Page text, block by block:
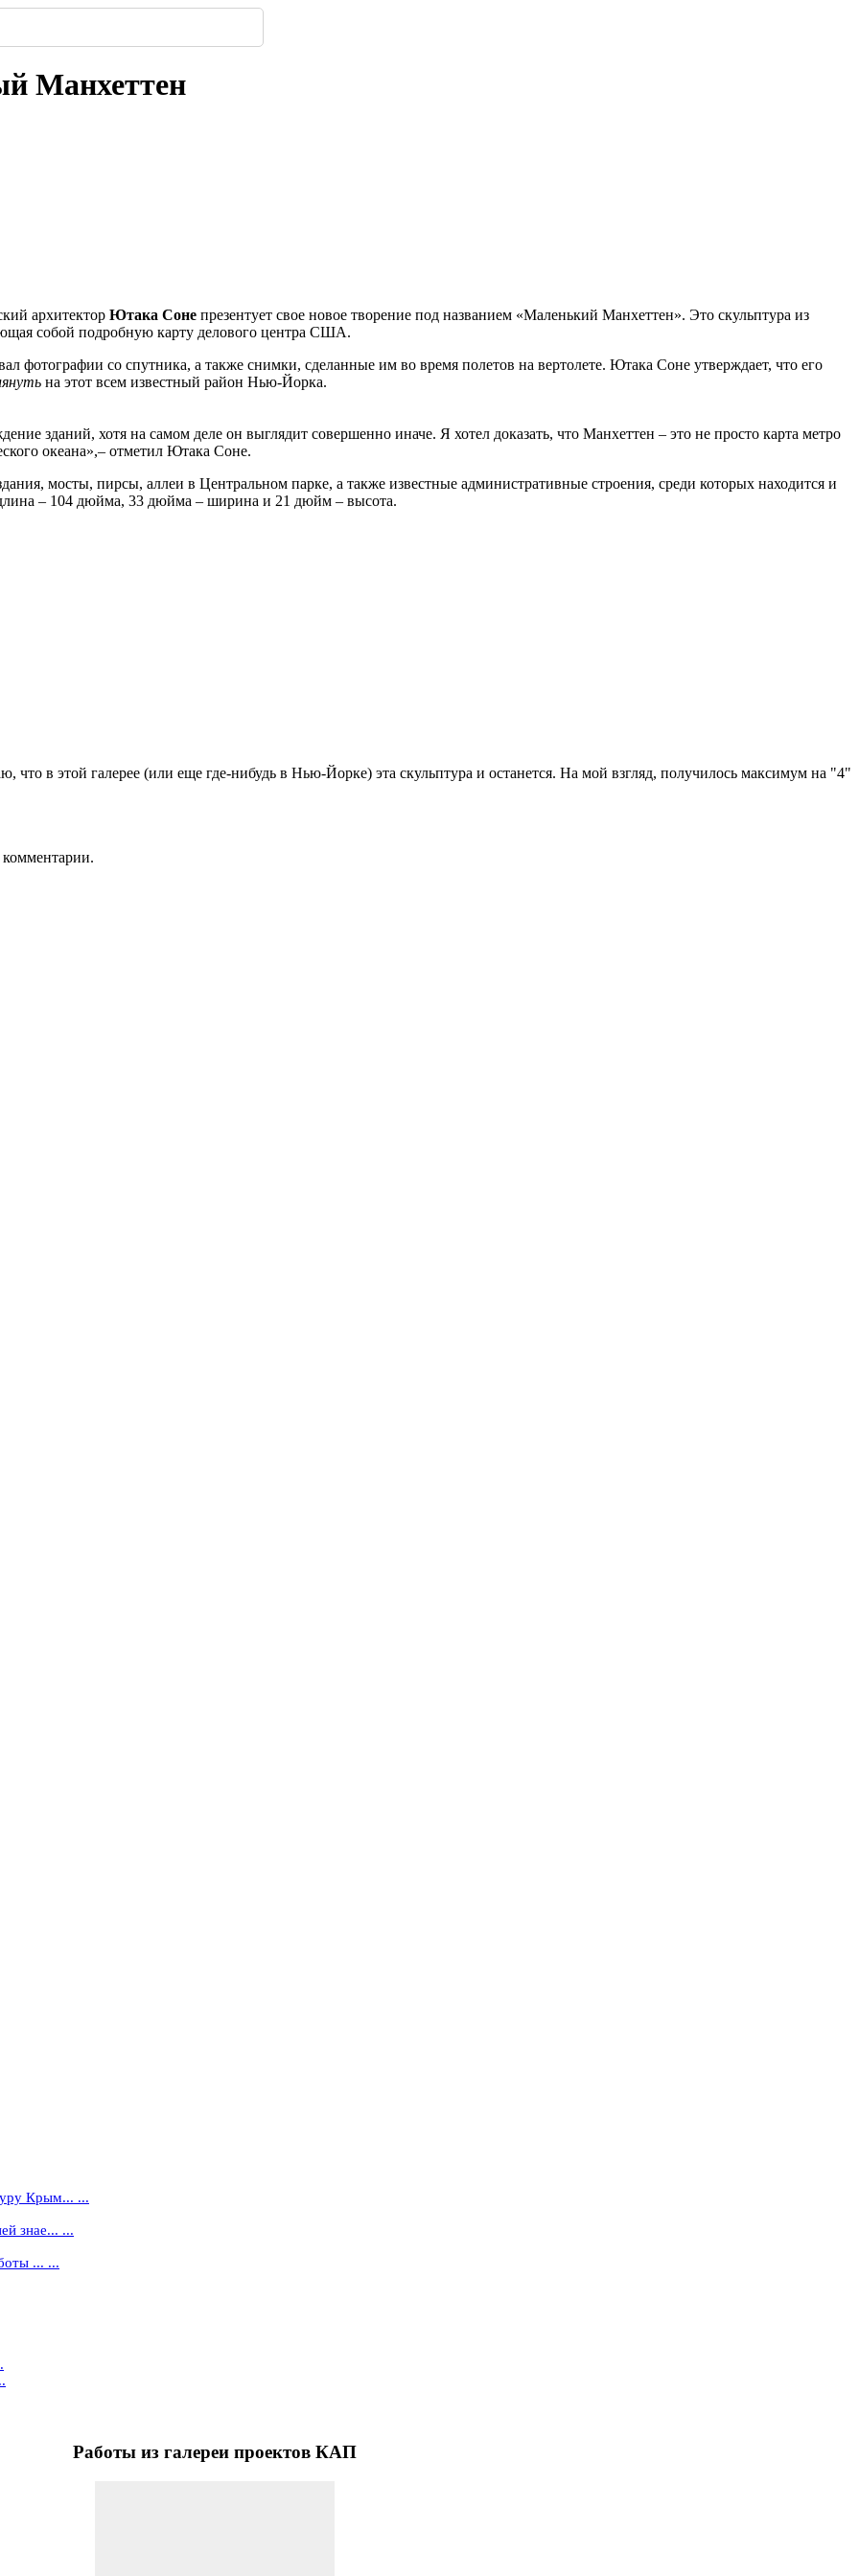
Манхеттен
архитектор Ютака Соне презентует свое новое творение под названием «Маленький Манхеттен». Это скульптура из
собой подробную карту делового центра США.
фотографии со спутника, а также снимки, сделанные им во время полетов на вертолете. Ютака Соне утверждает, что его
на этот всем известный район Нью-Йорка.
зданий, хотя на самом деле он выглядит совершенно иначе. Я хотел доказать, что Манхеттен – это не просто карта метро
океана»,– отметил Ютака Соне.
мосты, пирсы, аллеи в Центральном парке, а также известные административные строения, среди которых находится и
– 104 дюйма, 33 дюйма – ширина и 21 дюйм – высота.
что в этой галерее (или еще где-нибудь в Нью-Йорке) эта скульптура и останется. На мой взгляд, получилось максимум на "4"
комментарии.
Крым... ...
знае... ...
... ...
Работы из галереи проектов КАП